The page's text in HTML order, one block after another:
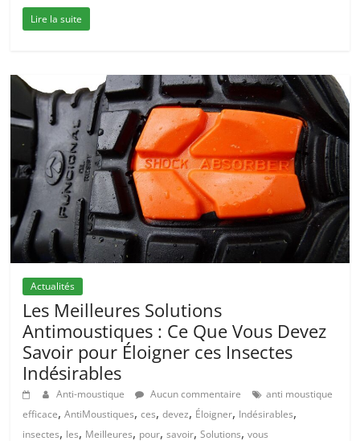
Lire la suite
Actualités
Les Meilleures Solutions
Antimoustiques : Ce Que Vous Devez
Savoir pour Éloigner ces Insectes
Indésirables
Anti-moustique Aucun commentaire
anti moustique
efficace,AntiMoustiques,ces,devez, Éloigner, Indésirables,
insectes, les, Meilleures, pour,savoir,Solutions,vous